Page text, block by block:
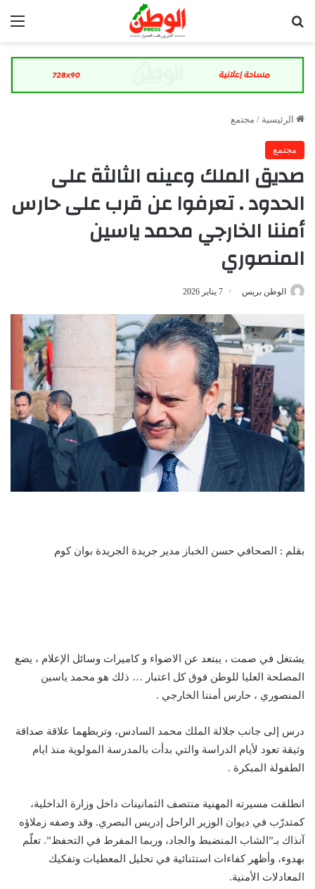
الرئيسية / مجتمع
مجتمع
صديق الملك وعينه الثالثة على
الحدود . تعرفوا عن قرب على حارس
أمننا الخارجي محمد ياسين
المنصوري
الوطن بريس 7 يناير 2026
بقلم : الصحافي حسن الخباز مدير جريدة الجريدة بوان كوم
يشتغل في صمت ، يبتعد عن الاضواء و كاميرات وسائل الإعلام ، يضع
المصلحة العليا للوطن فوق كل اعتبار … ذلك هو محمد ياسين
المنصوري ، حارس أمننا الخارجي .
درس إلى جانب جلالة الملك محمد السادس، وتربطهما علاقة صداقة
وثيقة تعود لأيام الدراسة والتي بدأت بالمدرسة المولوية منذ ايام
الطفولة المبكرة .
انطلقت مسيرته المهنية منتصف الثمانينات داخل وزارة الداخلية،
كمتدرّب في ديوان الوزير الراحل إدريس البصري. وقد وصفه زملاؤه
آنذاك بـ”الشاب المنضبط والجاد، وربما المفرط في التحفظ”. تعلّم
بهدوء، وأظهر كفاءات استثنائية في تحليل المعطيات وتفكيك
المعادلات الأمنية.